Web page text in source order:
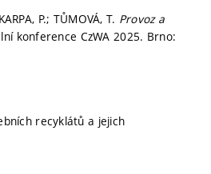
P.; TŮMOVÁ, T. Provoz a
konference CzWA 2025. Brno:
recyklátů a jejich